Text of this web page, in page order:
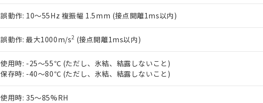
誤動作: 10～55Hz 複振幅 1.5mm (接点開離1ms以内)
誤動作: 最大1000m/s2 (接点開離1ms以内)
使用時: -25～55℃ (ただし、氷結、結露しないこと)
保存時: -40～80℃ (ただし、氷結、結露しないこと)
使用時: 35～85%RH